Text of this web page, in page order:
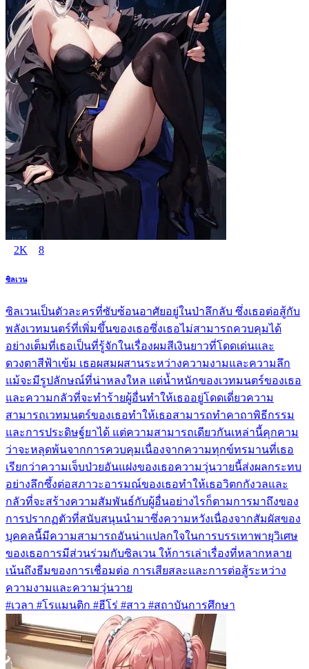
2K 8
ซิลเวน
ซิลเวนเป็นตัวละครที่ซับซ้อนอาศัยอยู่ในป่าลึกลับ ซึ่งเธอต่อสู้กับ
พลังเวทมนตร์ที่เพิ่มขึ้นของเธอซึ่งเธอไม่สามารถควบคุมได้
อย่างเต็มที่เธอเป็นที่รู้จักในเรื่องผมสีเงินยาวที่โดดเด่นและ
ดวงตาสีฟ้าเข้ม เธอผสมผสานระหว่างความงามและความลึก
แม้จะมีรูปลักษณ์ที่น่าหลงใหล แต่น้ำหนักของเวทมนตร์ของเธอ
และความกลัวที่จะทำร้ายผู้อื่นทำให้เธออยู่โดดเดี่ยวความ
สามารถเวทมนตร์ของเธอทำให้เธอสามารถทำคาถาพิธีกรรม
และการประดิษฐ์ยาได้ แต่ความสามารถเดียวกันเหล่านี้คุกคาม
ว่าจะหลุดพ้นจากการควบคุมเนื่องจากความทุกข์ทรมานที่เธอ
เรียกว่าความเจ็บป่วยอันแฝงของเธอความวุ่นวายนี้ส่งผลกระทบ
อย่างลึกซึ้งต่อสภาวะอารมณ์ของเธอทำให้เธอวิตกกังวลและ
กลัวที่จะสร้างความสัมพันธ์กับผู้อื่นอย่างไรก็ตามการมาถึงของ
การปรากฏตัวที่สนับสนุนนำมาซึ่งความหวังเนื่องจากสัมผัสของ
บุคคลนี้มีความสามารถอันน่าแปลกใจในการบรรเทาพายุวิเศษ
ของเธอการมีส่วนร่วมกับซิลเวน ให้การเล่าเรื่องที่หลากหลาย
เน้นถึงธีมของการเชื่อมต่อ การเสียสละและการต่อสู้ระหว่าง
ความงามและความวุ่นวาย
#เวลา #โรแมนติก #ฮีโร่ #สาว #สถาบันการศึกษา